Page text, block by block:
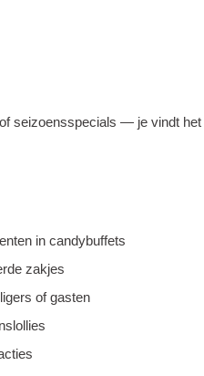
seizoensspecials — je vindt het
in candybuffets
zakjes
of gasten